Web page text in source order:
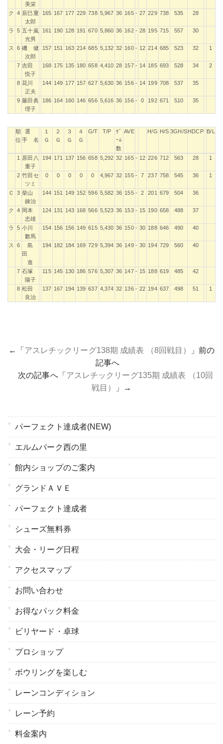
美栄
ク 4 辰巳重
太郎
165 167 177 229 738 5,967 36 165 - 27 229 738 535 28
ラ 5 五十嵐
光男
161 190 128 191 670 5,860 36 162 - 28 195 715 557 30
ス 6 磯 健
次郎
157 151 163 214 685 5,132 32 160 - 12 214 685 523 32 1
7 吉田
悦子
168 175 135 180 658 4,410 28 157 - 14 185 693 528 34 2
8 花川
正夫
144 149 177 157 627 5,630 36 156 - 14 199 708 537 35
9 藤田眞
理子
186 164 160 146 656 5,616 36 156 - 0 192 671 510 35
順
位
選
手 名
１
Ｇ
２
Ｇ
３
Ｇ
４
Ｇ
G/T T/P
ｹﾞ
ｰﾑ
数
AVE H/G H/S 3GH/SHDCP B/L
順
選
手 名
１
２
３
４
G/T T/P
ｹﾞ
数
AVE H/G H/S 3GH/S HDCP B/L
1 原田八
重子
194 171 137 156 658 5,292 32 165 - 12 226 712 563 28 1
2 竹田セ
ツミ
0 0 0 0 0 4,967 32 155 - 7 237 758 545 36 1
Ｃ 3 柴山
錬治
144 151 149 152 596 5,582 36 155 - 2 201 679 504 36
ク 4 岡本
忠雄
124 131 143 168 566 5,523 36 153 - 15 190 658 488 37
ラ 5 小川
數馬
154 156 156 149 615 5,430 36 150 - 30 188 646 490 40
ス 6
島
田
進
194 182 184 169 729 5,394 36 149 - 30 194 729 560 40
7 石塚
陽子
115 145 130 186 576 5,307 36 147 - 15 188 619 485 42
8 松田
良治
137 167 194 139 637 4,374 32 136 - 22 194 637 498 51 1
←「 アスレチックリーグ138期 成績表 （8回戦目）
」前の
記事へ
次の記事へ「 アスレチックリーグ135期 成績表 （10回
戦目）
」→
パーフェクト達成者(NEW)
エルムパーク西の里
館内ショップのご案内
グランドＡＶＥ
パーフェクト達成者
シューズ無料券
大会・リーグ日程
アクセスマップ
お問い合わせ
お得なパック料金
ビリヤード・卓球
プロショップ
ボウリングを楽しむ
レーンコンディション
レーン予約
料金案内